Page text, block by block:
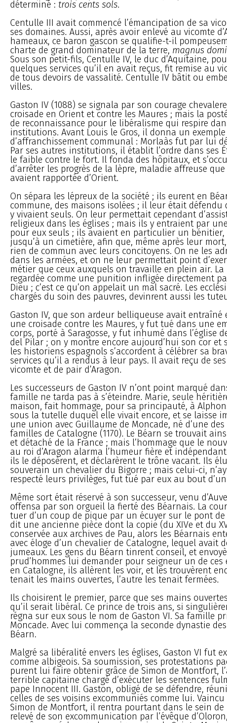
déterminé : trois cents sols.
Centulle III avait commencé l’émancipation de sa
ses domaines. Aussi, après avoir enlevé au vicomte
hameaux, ce baron gascon se qualifie-t-il
charte de grand dominateur de la terre, magnus
Sous son petit-fils, Centulle IV, le duc d’Aquitaine,
quelques services qu’il en avait reçus, fit remise au
de tous devoirs de vassalité. Centulle IV bâtit ou
villes.
Gaston IV (1088) se signala par son courage
croisade en Orient et contre les Maures ; mais la
de reconnaissance pour le libéralisme qui respire
institutions. Avant Louis le Gros, il donna un exemple
d’affranchissement communal : Morlaàs fut par lui
Par ses autres institutions, il établit l’ordre dans ses
le faible contre le fort. Il fonda des hôpitaux, et
d’arrêter les progrès de la lèpre, maladie affreuse
avaient rapportée d’Orient.
On sépara les lépreux de la société ; ils eurent en
commune, des maisons isolées ; il leur était défendu
y vivaient seuls. On leur permettait cependant
religieux dans les églises ; mais ils y entraient par
pour eux seuls ; ils avaient en particulier un bénitier,
jusqu’à un cimetière, afin que, même après leur
rien de commun avec leurs concitoyens. On ne les
dans les armées, et on ne leur permettait point
métier que ceux auxquels on travaille en plein air.
regardée comme une punition infligée directement
Dieu ; c’est ce qu’on appelait un mal sacré. Les
chargés du soin des pauvres, devinrent aussi les
Gaston IV, que son ardeur belliqueuse avait entraîné
une croisade contre les Maures, y fut tué dans une
corps, porté à Saragosse, y fut inhumé dans l’église
del Pilar ; on y montre encore aujourd’hui son cor et
les historiens espagnols s’accordent à célébrer sa
services qu’il a rendus à leur pays. Il avait reçu de
vicomte et de pair d’Aragon.
Les successeurs de Gaston IV n’ont point marqué
famille ne tarda pas à s’éteindre. Marie, seule
maison, fait hommage, pour sa principauté, à
sous la tutelle duquel elle vivait encore, et se laisse
une union avec Guillaume de Moncade, né d’une des
familles de Catalogne (1170). Le Béarn se trouvait
et détaché de la France ; mais l’hommage que le
au roi d’Aragon alarma l’humeur fière et
ils le déposèrent, et déclarèrent le trône vacant. Ils
souverain un chevalier du Bigorre ; mais celui-ci,
respecté leurs privilèges, fut tué par eux au bout
Même sort était réservé à son successeur, venu
offensa par son orgueil la fierté des Béarnais. La
tuer d’un coup de pique par un écuyer sur le pont de
dit une ancienne pièce dont la copie (du XIVe et du
conservée aux archives de Pau, alors les Béarnais
avec éloge d’un chevalier de Catalogne, lequel avait
jumeaux. Les gens du Béarn tinrent conseil, et
prud’hommes lui demander pour seigneur un de ces
en Catalogne, ils allèrent les voir, et les trouvèrent
tenait les mains ouvertes, l’autre les tenait fermées.
Ils choisirent le premier, parce que ses mains
qu’il serait libéral. Ce prince de trois ans, si
régna sur eux sous le nom de Gaston VI. Sa famille
Moncade. Avec lui commença la seconde dynastie
Béarn.
Malgré sa libéralité envers les églises, Gaston VI fut
comme albigeois. Sa soumission, ses protestations
purent lui faire obtenir grâce de Simon de Montfort,
terrible capitaine chargé d’exécuter les sentences
pape Innocent III. Gaston, obligé de se défendre,
celles de ses voisins excommuniés comme lui.
Simon de Montfort, il rentra pourtant dans le sein de
relevé de son excommunication par l’évêque